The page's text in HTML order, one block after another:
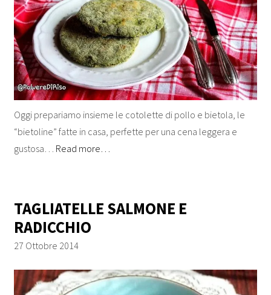
Oggi prepariamo insieme le cotolette di pollo e bietola, le
“bietoline” fatte in casa, perfette per una cena leggera e
gustosa… Read more…
TAGLIATELLE SALMONE E
RADICCHIO
27 Ottobre 2014